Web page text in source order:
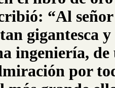
“Al
gigantesca
ingeniería, de
por